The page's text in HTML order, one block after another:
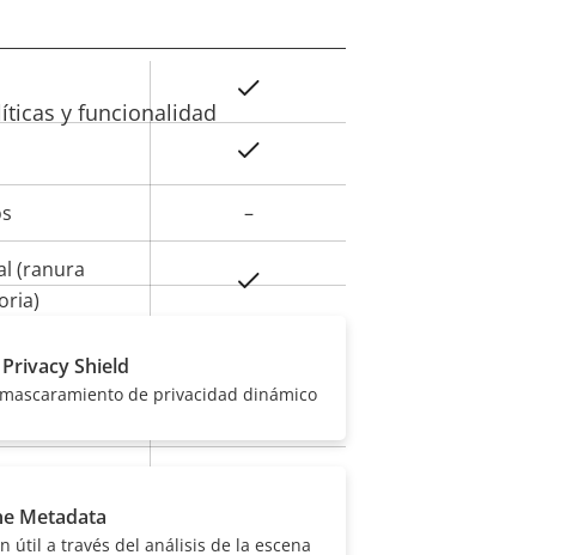
la
–
(ranura
Sí
y funcionalidad
Shield
de privacidad dinámico
Metadata
útil a través del análisis de la escena